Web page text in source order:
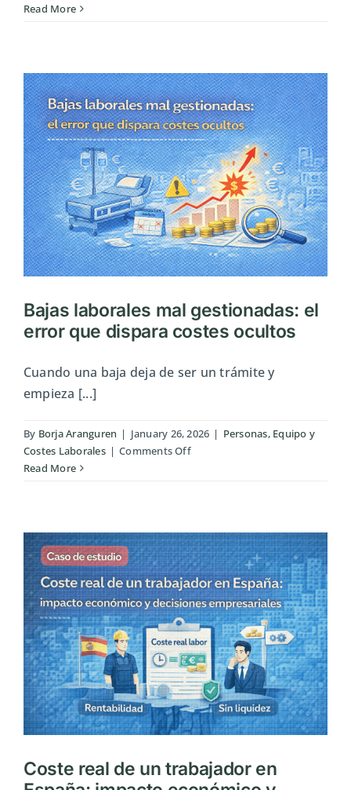
análisis
de
un
caso
real
Read More
Bajas laborales mal gestionadas: el
error que dispara costes ocultos
Cuando una baja deja de ser un trámite y
empieza [...]
By Borja Aranguren | January 26, 2026 | Personas, Equipo y
Costes Laborales | Comments Offon
el
error
que
dispara
costes
ocultos
Read More
Coste real de un trabajador en